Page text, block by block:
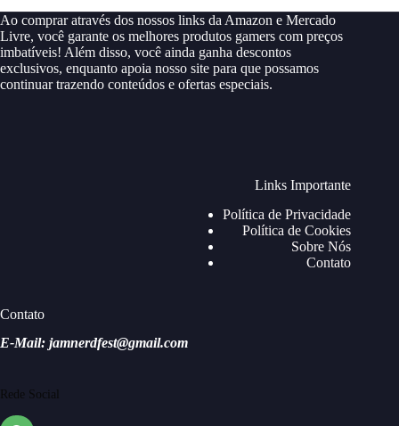
Ao comprar através dos nossos links da Amazon e Mercado
Livre, você garante os melhores produtos gamers com preços
imbatíveis! Além disso, você ainda ganha descontos
exclusivos, enquanto apoia nosso site para que possamos
continuar trazendo conteúdos e ofertas especiais.
Links Importante
Política de Privacidade
Política de Cookies
Sobre Nós
Contato
Contato
E-Mail: jamnerdfest@gmail.com
Rede Social